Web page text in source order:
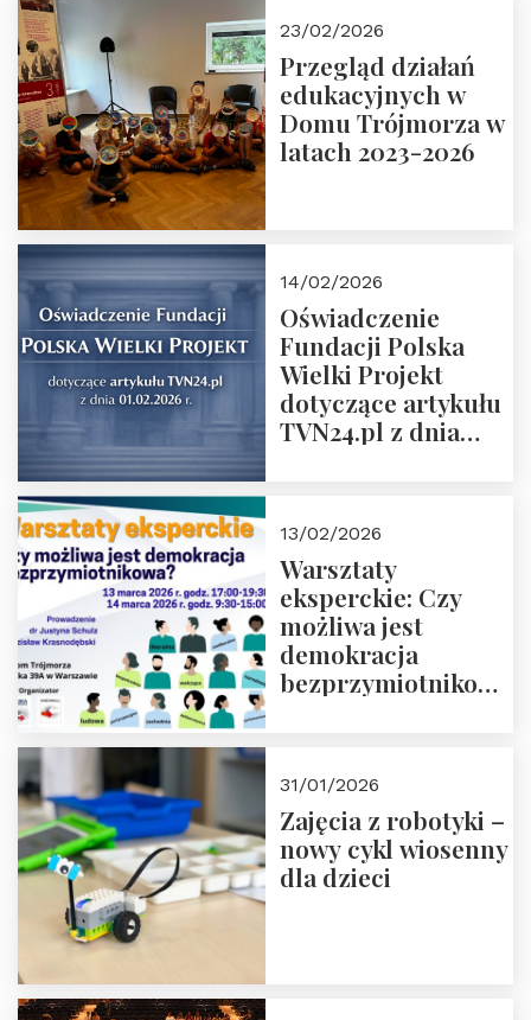
Rozmawiają red.
Grzegorz Górny i
prof. Michał
Łuczewski
23/02/2026
Przegląd działań
edukacyjnych w
Domu Trójmorza w
latach 2023-2026
14/02/2026
Oświadczenie
Fundacji Polska
Wielki Projekt
dotyczące artykułu
TVN24.pl z dnia
13/02/2026
Warsztaty
eksperckie: Czy
możliwa jest
demokracja
bezprzymiotnikowa?
31/01/2026
Zajęcia z robotyki –
nowy cykl wiosenny
dla dzieci